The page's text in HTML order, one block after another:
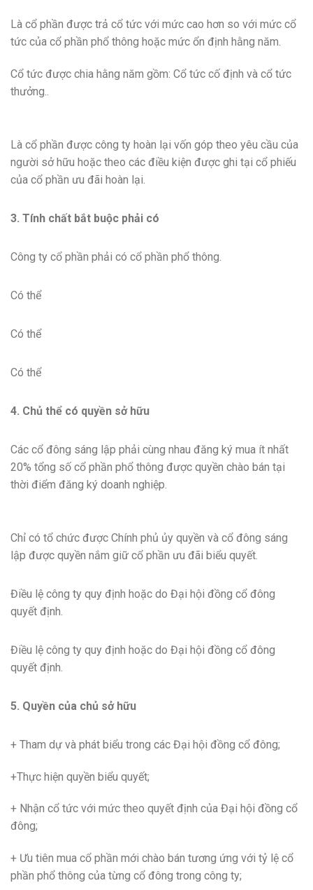
Là cổ phần được trả cổ tức với mức cao hơn so với mức cổ
tức của cổ phần phổ thông hoặc mức ổn định hằng năm.
Cổ tức được chia hằng năm gồm: Cổ tức cố định và cổ tức
thưởng..
Là cổ phần được công ty hoàn lại vốn góp theo yêu cầu của
người sở hữu hoặc theo các điều kiện được ghi tại cổ phiếu
của cổ phần ưu đãi hoàn lại.
3. Tính chất bắt buộc phải có
Công ty cổ phần phải có cổ phần phổ thông.
Có thể
Có thể
Có thể
4. Chủ thể có quyền sở hữu
Các cổ đông sáng lập phải cùng nhau đăng ký mua ít nhất
20% tổng số cổ phần phổ thông được quyền chào bán tại
thời điểm đăng ký doanh nghiệp.
Chỉ có tổ chức được Chính phủ ủy quyền và cổ đông sáng
lập được quyền nắm giữ cổ phần ưu đãi biểu quyết.
Điều lệ công ty quy định hoặc do Đại hội đồng cổ đông
quyết định.
Điều lệ công ty quy định hoặc do Đại hội đồng cổ đông
quyết định.
5. Quyền của chủ sở hữu
+ Tham dự và phát biểu trong các Đại hội đồng cổ đông;
+Thực hiện quyền biểu quyết;
+ Nhận cổ tức với mức theo quyết định của Đại hội đồng cổ
đông;
+ Ưu tiên mua cổ phần mới chào bán tương ứng với tỷ lệ cổ
phần phổ thông của từng cổ đông trong công ty;